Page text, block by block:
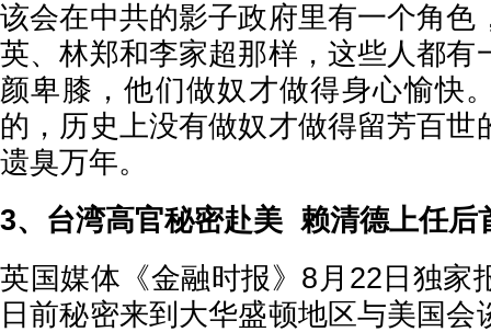
该会在中共的影子政府里有一个角色
英、林郑和李家超那样，这些人都有
颜卑膝，他们做奴才做得身心愉快
的，历史上没有做奴才做得留芳百世
遗臭万年。
3、台湾高官秘密赴美 赖清德上任
英国媒体《金融时报》8月22日独家
日前秘密来到大华盛顿地区与美国会